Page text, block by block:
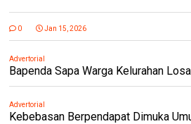
0 Jan 15, 2026
Advertorial
Bapenda Sapa Warga Kelurahan
Advertorial
Kebebasan Berpendapat Dimuka